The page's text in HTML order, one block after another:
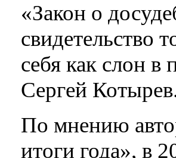
«Закон о
свидетельство
себя как слон
Сергей
По мнению
итоги года», в